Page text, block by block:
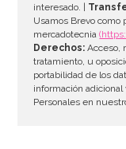
interesado. |
Usamos Brevo
mercadotecnia
Derechos: Acceso,
tratamiento, u
portabilidad de los
información
Personales en